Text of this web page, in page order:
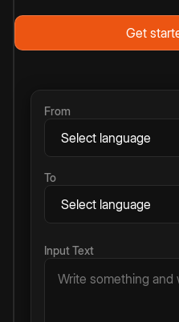
Get
From
To
Input Text